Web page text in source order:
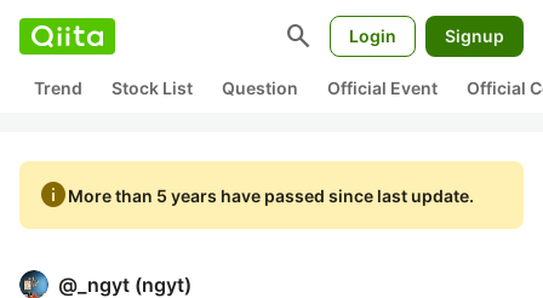
search Login Signup
Trend Stock List Question Official Event Official
infoMore than 5 years have passed since last update.
@ _ngyt (ngyt)